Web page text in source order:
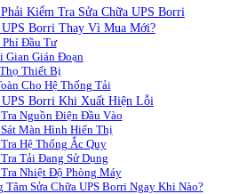
Kiểm Tra Sửa Chữa UPS Borri
Borri Thay Vì Mua Mới?
Đầu Tư
Gian Gián Đoạn
Thiết Bị
Cho Hệ Thống Tải
Borri Khi Xuất Hiện Lỗi
Nguồn Điện Đầu Vào
Màn Hình Hiển Thị
Hệ Thống Ắc Quy
Tải Đang Sử Dụng
Nhiệt Độ Phòng Máy
Tâm Sửa Chữa UPS Borri Ngay Khi Nào?